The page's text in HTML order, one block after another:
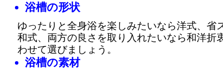
浴槽の形状
ゆったりと全身浴を楽しみたいなら洋式、省
和式、両方の良さを取り入れたいなら和洋折
わせて選びましょう。
浴槽の素材